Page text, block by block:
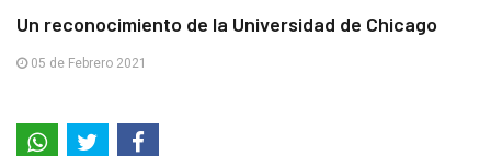
Un reconocimiento de la Universidad de Chicago
05 de Febrero 2021